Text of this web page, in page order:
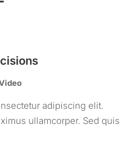
adipiscing elit.
ullamcorper. Sed quis